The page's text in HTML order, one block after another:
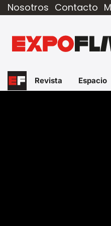
Nosotros Contacto
Revista Espacio